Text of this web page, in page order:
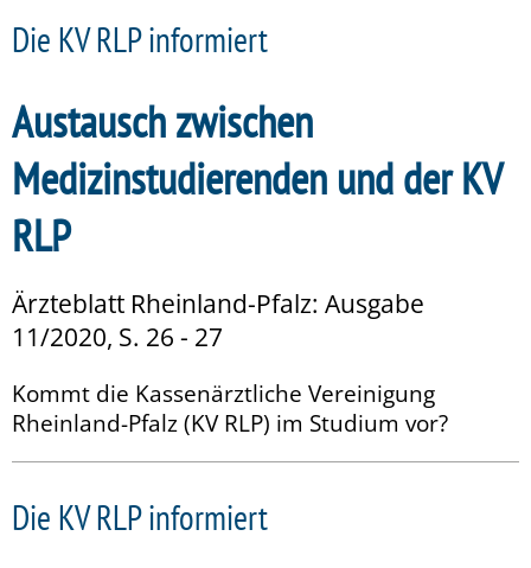
Die KV RLP informiert
Austausch zwischen
Medizinstudierenden und der KV
RLP
Ärzteblatt Rheinland-Pfalz: Ausgabe
11/2020, S. 26 - 27
Kommt die Kassenärztliche Vereinigung
Rheinland-Pfalz (KV RLP) im Studium vor?
Die KV RLP informiert